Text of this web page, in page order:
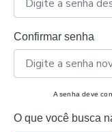
Confirmar senha
A senha deve
O que você busca